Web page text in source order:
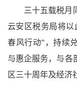
三十五载税月
云安区税务局将以
春风行动”，持续
与惠企服务，与各
区三十周年及经济